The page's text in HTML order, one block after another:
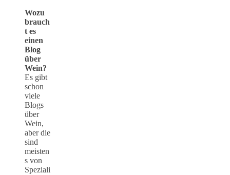
Wozu
brauch
t es
einen
Blog
über
Wein?
Es gibt
schon
viele
Blogs
über
Wein,
aber die
sind
meisten
s von
Speziali